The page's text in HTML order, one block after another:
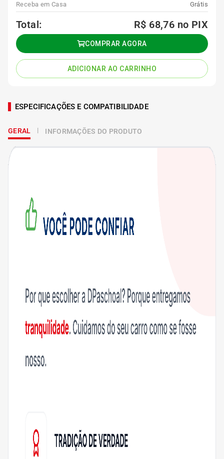
Receba em Casa
Grátis
Total: R$ 68,76 no PIX
COMPRAR AGORA
ADICIONAR AO CARRINHO
ESPECIFICAÇÕES E COMPATIBILIDADE
GERAL INFORMAÇÕES DO PRODUTO